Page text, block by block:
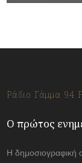
Ράδιο Γάμμα 94
Ο πρώτος
Η δημοσιογραφική